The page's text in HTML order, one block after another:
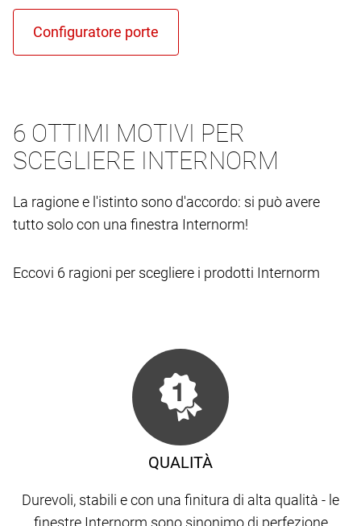
6 OTTIMI MOTIVI PER
SCEGLIERE INTERNORM
La ragione e l'istinto sono d'accordo: si può avere
tutto solo con una finestra Internorm!
Eccovi 6 ragioni per scegliere i prodotti Internorm
QUALITÀ
Durevoli, stabili e con una finitura di alta qualità - le
finestre Internorm sono sinonimo di perfezione